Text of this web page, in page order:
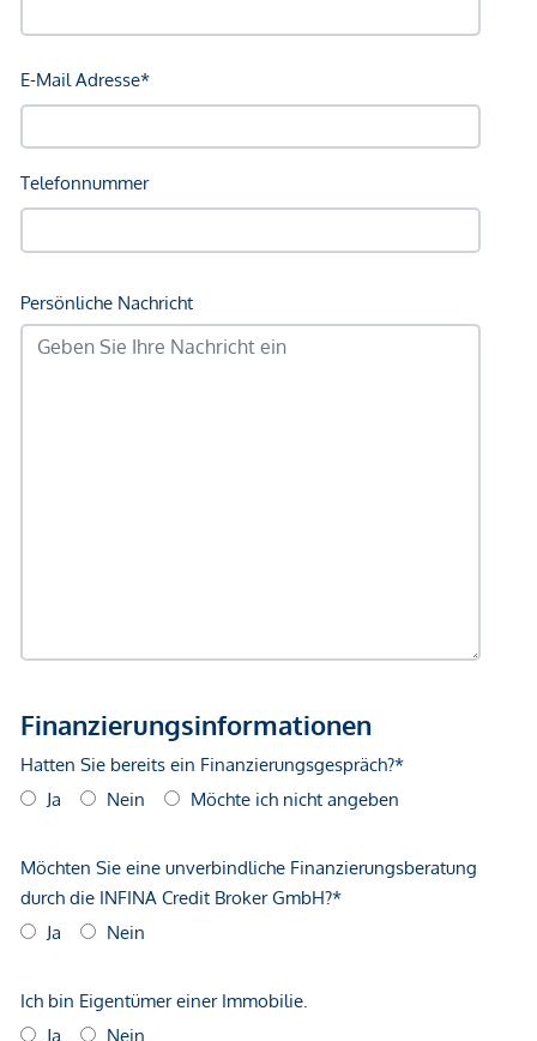
*Der Vertrag kommt nicht mit der INFINA Credit Broker
Immobilienunternehmen angeboten. Allfällige aus dem
Vertragsabschluss resultierende Rechte sind ausschließlich
gegenüber dem anbietenden Immobilienunternehmen
unverbindliche Vorabinformationen sind und daher ohne
Gewähr erfolgen. Der Vermittler ist als Doppelmakler tätig.